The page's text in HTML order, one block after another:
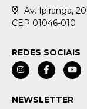
Av. Ipiranga,
CEP 01046-010
REDES SOCIAIS
NEWSLETTER